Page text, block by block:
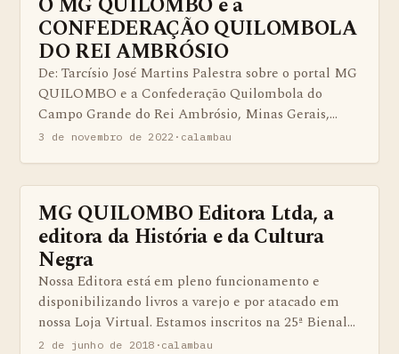
CONFEDERAÇÃO QUILOMBOLA
DO REI AMBRÓSIO
De: Tarcísio José Martins Palestra sobre o portal MG
QUILOMBO e a Confederação Quilombola do
Campo Grande do Rei Ambrósio, Minas Gerais,…
3 de novembro de 2022 · calambau
ARTIGOS QUILOMBOLAS.
MG QUILOMBO Editora Ltda, a
editora da História e da Cultura
Negra
Nossa Editora está em pleno funcionamento e
disponibilizando livros a varejo e por atacado em
nossa Loja Virtual. Estamos inscritos na 25ª Bienal…
2 de junho de 2018 · calambau